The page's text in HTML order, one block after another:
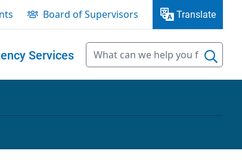
Board of Supervisors Translate
Services